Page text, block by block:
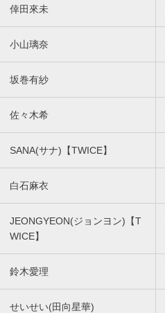
倖田來未
小山璃奈
坂巻有紗
佐々木希
SANA(サナ)【TWICE】
白石麻衣
JEONGYEON(ジョンヨン)【T
WICE】
鈴木愛理
せいせい(田向星華)